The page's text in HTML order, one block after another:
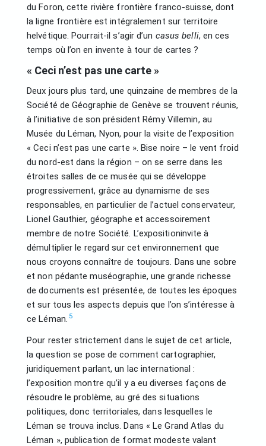
du Foron, cette rivière frontière franco-suisse, dont
la ligne frontière est intégralement sur territoire
helvétique. Pourrait-il s’agir d’un casus belli, en ces
temps où l’on en invente à tour de cartes ?
« Ceci n’est pas une carte »
Deux jours plus tard, une quinzaine de membres de la
Société de Géographie de Genève se trouvent réunis,
à l’initiative de son président Rémy Villemin, au
Musée du Léman, Nyon, pour la visite de l’exposition
« Ceci n’est pas une carte ». Bise noire – le vent froid
du nord-est dans la région – on se serre dans les
étroites salles de ce musée qui se développe
progressivement, grâce au dynamisme de ses
responsables, en particulier de l’actuel conservateur,
Lionel Gauthier, géographe et accessoirement
membre de notre Société. L’expositioninvite à
démultiplier le regard sur cet environnement que
nous croyons connaître de toujours. Dans une sobre
et non pédante muséographie, une grande richesse
de documents est présentée, de toutes les époques
et sur tous les aspects depuis que l’on s’intéresse à
ce Léman. 5
Pour rester strictement dans le sujet de cet article,
la question se pose de comment cartographier,
juridiquement parlant, un lac international :
l’exposition montre qu’il y a eu diverses façons de
résoudre le problème, au gré des situations
politiques, donc territoriales, dans lesquelles le
Léman se trouva inclus. Dans « Le Grand Atlas du
Léman », publication de format modeste valant